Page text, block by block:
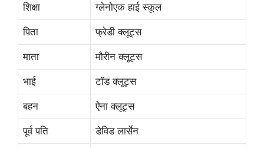
शिक्षा ग्लेनोएक हाई स्कूल
पिता फ्रेडी क्लूट्स
माता मौरीन क्लूट्स
भाई टॉड क्लूट्स
बहन ऐना क्लूट्स
पूर्व पति डेविड लार्सेन